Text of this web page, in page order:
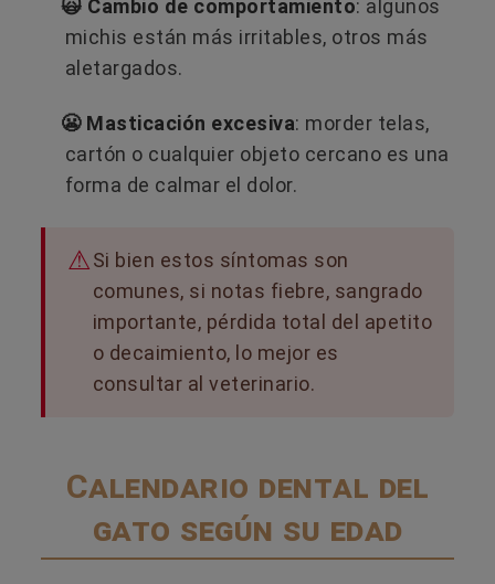
🙀 Cambio de comportamiento: algunos
michis están más irritables, otros más
aletargados.
😬 Masticación excesiva: morder telas,
cartón o cualquier objeto cercano es una
forma de calmar el dolor.
Si bien estos síntomas son
comunes, si notas fiebre, sangrado
importante, pérdida total del apetito
o decaimiento, lo mejor es
consultar al veterinario.
Calendario dental del
gato según su edad